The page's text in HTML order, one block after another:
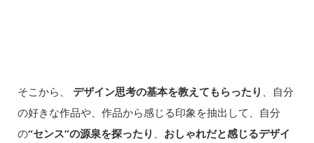
そこから、 デザイン思考の基本を教えてもらったり 、自分
の好きな作品や、作品から感じる印象を抽出して、自分
の“センス”の源泉を探ったり 、 おしゃれだと感じるデザイ